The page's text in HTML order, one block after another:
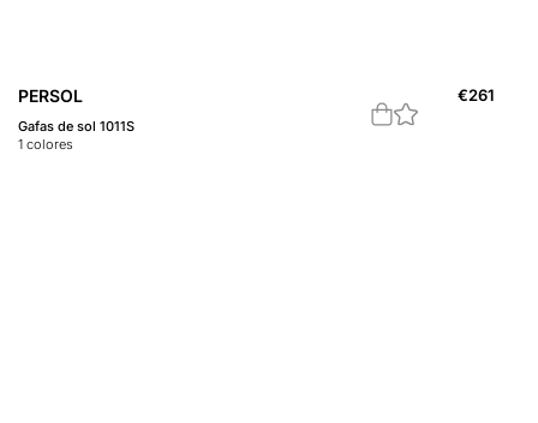
PERSOL
Gafas de sol 1011S
1 colores
€261